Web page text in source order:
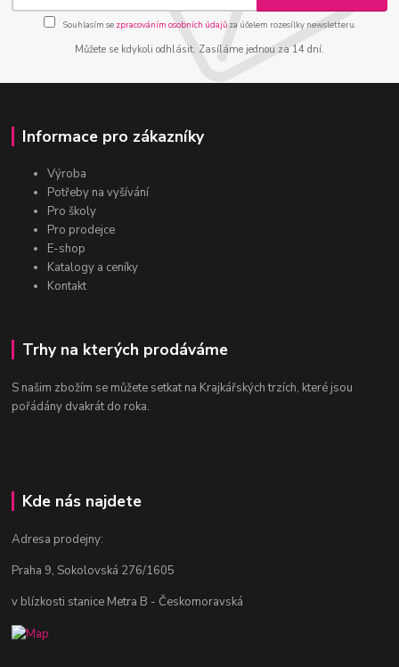
Souhlasím se zpracováním osobních údajůza účelem rozesílky newsletteru.
Můžete se kdykoli odhlásit. Zasíláme jednou za 14 dní.
Informace pro zákazníky
Výroba
Potřeby na vyšívání
Pro školy
Pro prodejce
E-shop
Katalogy a ceníky
Kontakt
Trhy na kterých prodáváme
S našim zbožím se můžete setkat na Krajkářských trzích, které jsou
pořádány dvakrát do roka.
Kde nás najdete
Adresa prodejny:
Praha 9, Sokolovská 276/1605
v blízkosti stanice Metra B - Českomoravská